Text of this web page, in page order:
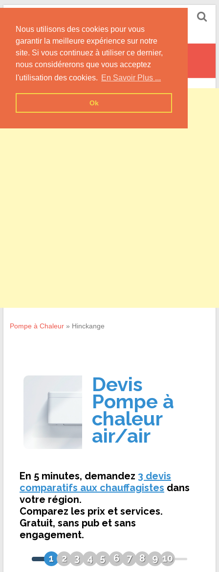
Nous utilisons des cookies pour vous
garantir la meilleure expérience sur notre
site. Si vous continuez à utiliser ce dernier,
nous considérerons que vous acceptez
l'utilisation des cookies. En Savoir Plus ...
Ok
Skip
content
Informations sur les Pompes à Chaleur
Hinckange
Pompe à Chaleur» Hinckange